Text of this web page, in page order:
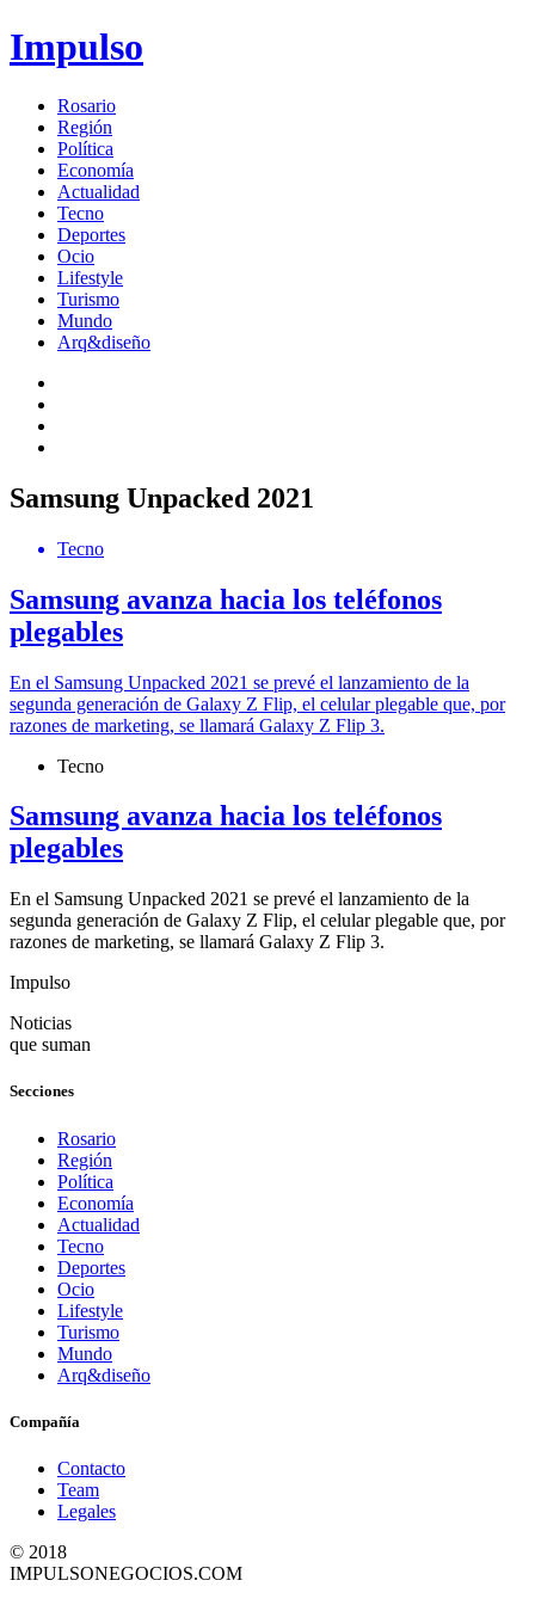
Impulso
Rosario
Región
Política
Economía
Actualidad
Tecno
Deportes
Ocio
Lifestyle
Turismo
Mundo
Arq&diseño
Samsung Unpacked 2021
Tecno
Samsung avanza hacia los teléfonos
plegables
En el Samsung Unpacked 2021 se prevé el lanzamiento de la
segunda generación de Galaxy Z Flip, el celular plegable que, por
razones de marketing, se llamará Galaxy Z Flip 3.
Tecno
Samsung avanza hacia los teléfonos
plegables
En el Samsung Unpacked 2021 se prevé el lanzamiento de la
segunda generación de Galaxy Z Flip, el celular plegable que, por
razones de marketing, se llamará Galaxy Z Flip 3.
Impulso
Noticias
que suman
Secciones
Rosario
Región
Política
Economía
Actualidad
Tecno
Deportes
Ocio
Lifestyle
Turismo
Mundo
Arq&diseño
Compañía
Contacto
Team
Legales
© 2018
IMPULSONEGOCIOS.COM